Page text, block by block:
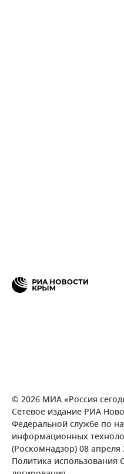
© 2026 МИА «Россия
Сетевое издание РИА
Федеральной службе по
информационных
(Роскомнадзор) 08 апреля
Политика использования